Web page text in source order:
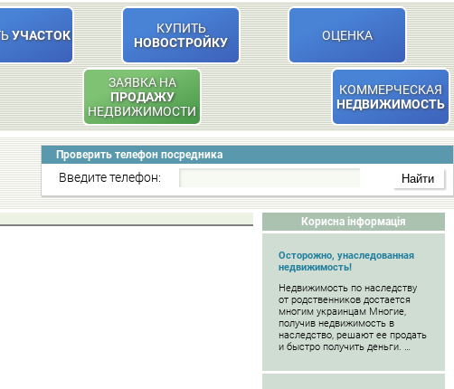
УЧАСТОК
КУПИТЬ
НОВОСТРОЙКУ
ОЦЕНКА
ЗАЯВКА НА
ПРОДАЖУ
НЕДВИЖИМОСТИ
КОММЕРЧЕСКАЯ
НЕДВИЖИМОСТЬ
Проверить телефон посредника
Введите телефон:
Корисна інформація
Осторожно, унаследованная
недвижимость!
Недвижимость по наследству
от родственников достается
многим украинцам Многие,
получив недвижимость в
наследство, решают ее продать
и быстро получить деньги. …